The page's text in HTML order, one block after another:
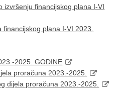
izvršenju financijskog plana I-VI
plana I-VI 2023.
2025. GODINE
proračuna 2023.-2025.
dijela proračuna 2023.-2025.